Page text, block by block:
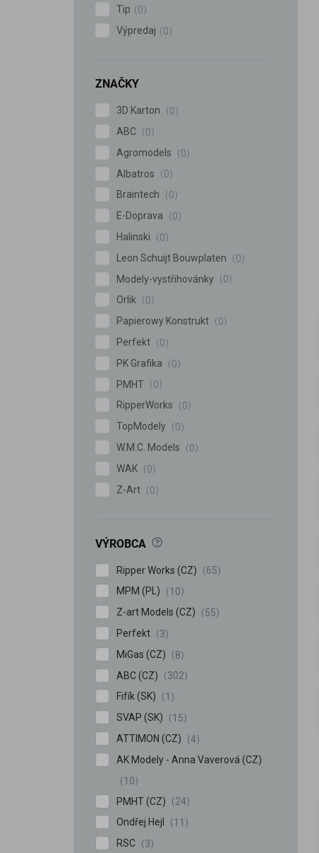
Tip
0
Výpredaj
0
ZNAČKY
3D Karton
0
ABC
0
Agromodels
0
Albatros
0
Braintech
0
E-Doprava
0
Halinski
0
Leon Schuijt Bouwplaten
0
Modely-vystřihovánky
0
Orlik
0
Papierowy Konstrukt
0
Perfekt
0
PK Grafika
0
PMHT
0
RipperWorks
0
TopModely
0
W.M.C. Models
0
WAK
0
Z-Art
0
VÝROBCA ?
Ripper Works (CZ)
65
MPM (PL)
10
Z-art Models (CZ)
55
Perfekt
3
MiGas (CZ)
8
ABC (CZ)
302
Fifík (SK)
1
SVAP (SK)
15
ATTIMON (CZ)
4
AK Modely - Anna Vaverová (CZ)
10
PMHT (CZ)
24
Ondřej Hejl
11
RSC
3